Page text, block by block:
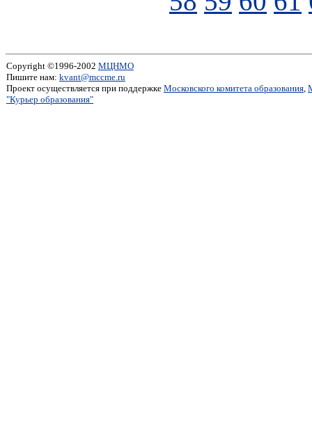
Copyright ©1996-2002 МЦНМО
Пишите нам: kvant@mccme.ru
Проект осуществляется при поддержке Московского комитета образования,
"Курьер образования"